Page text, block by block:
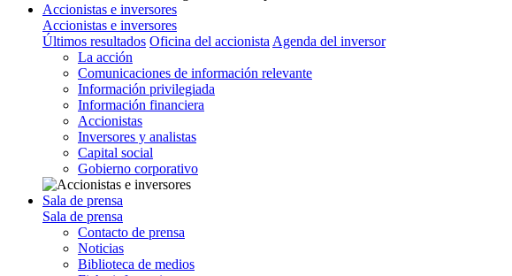
Accionistas e inversores
Accionistas e inversores
Últimos resultados Oficina del accionista Agenda del inversor
La acción
Comunicaciones de información relevante
Información privilegiada
Información financiera
Accionistas
Inversores y analistas
Capital social
Gobierno corporativo
Sala de prensa
Sala de prensa
Contacto de prensa
Noticias
Biblioteca de medios